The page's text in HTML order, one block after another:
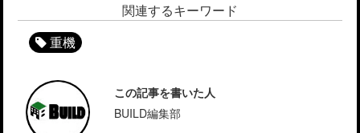
関連するキーワード
重機
この記事を書いた人
BUILD編集部